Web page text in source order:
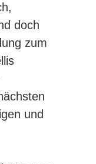
doch
zum
und